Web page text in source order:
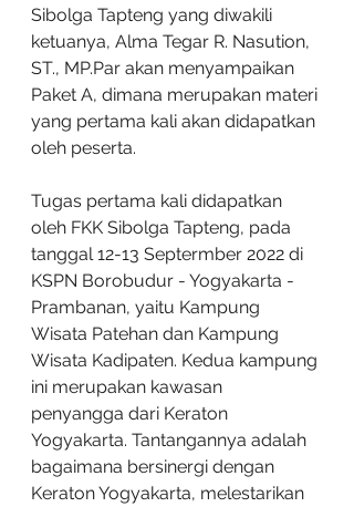
Sibolga Tapteng yang diwakili
ketuanya, Alma Tegar R. Nasution,
ST., MP.Par akan menyampaikan
Paket A, dimana merupakan materi
yang pertama kali akan didapatkan
oleh peserta.
Tugas pertama kali didapatkan
oleh FKK Sibolga Tapteng, pada
tanggal 12-13 Septermber 2022 di
KSPN Borobudur - Yogyakarta -
Prambanan, yaitu Kampung
Wisata Patehan dan Kampung
Wisata Kadipaten. Kedua kampung
ini merupakan kawasan
penyangga dari Keraton
Yogyakarta. Tantangannya adalah
bagaimana bersinergi dengan
Keraton Yogyakarta, melestarikan